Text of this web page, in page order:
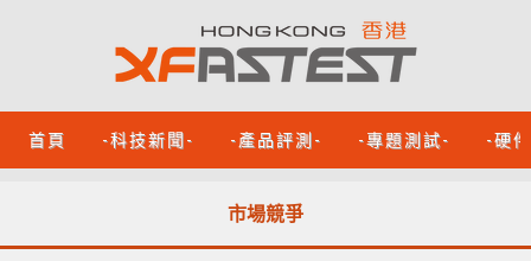
首頁 -科技新聞- -產品評測- -專題測試- -硬
市場競爭